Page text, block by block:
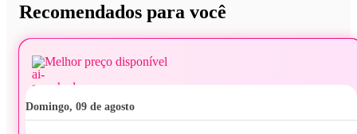
Recomendados para você
Melhor preço disponível
domingo, 09 de agosto